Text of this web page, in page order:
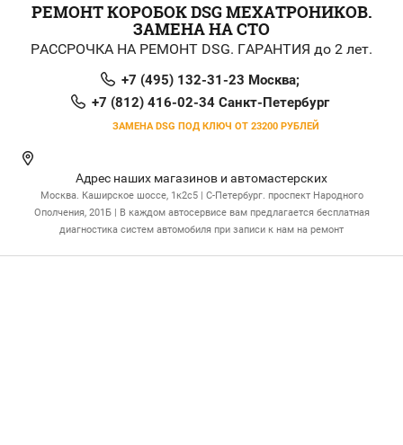
РЕМОНТ КОРОБОК DSG МЕХАТРОНИКОВ.
ЗАМЕНА НА СТО
РАССРОЧКА НА РЕМОНТ DSG. ГАРАНТИЯ до 2 лет.
+7 (495) 132-31-23 Москва;
+7 (812) 416-02-34 Санкт-Петербург
ЗАМЕНА DSG ПОД КЛЮЧ ОТ 23200 РУБЛЕЙ
Адрес наших магазинов и автомастерских
Москва. Каширское шоссе, 1к2с5 | С-Петербург. проспект Народного
Ополчения, 201Б | В каждом автосервисе вам предлагается бесплатная
диагностика систем автомобиля при записи к нам на ремонт